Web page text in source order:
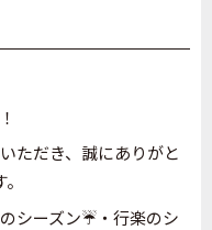
ただき、誠にありがと
シーズン☔・行楽のシ